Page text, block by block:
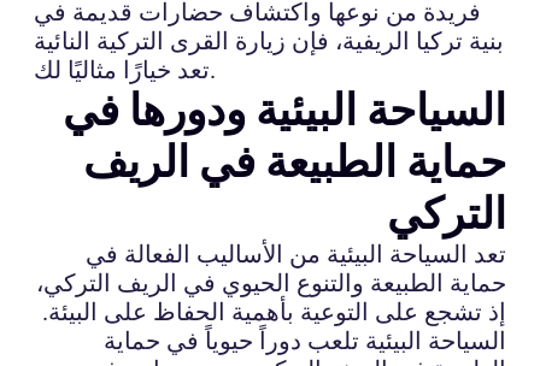
فريدة من نوعها واكتشاف حضارات قديمة في
بنية تركيا الريفية، فإن زيارة القرى التركية النائية
تعد خيارًا مثاليًا لك.
السياحة البيئية ودورها في
حماية الطبيعة في الريف
التركي
تعد السياحة البيئية من الأساليب الفعالة في
حماية الطبيعة والتنوع الحيوي في الريف التركي،
إذ تشجع على التوعية بأهمية الحفاظ على البيئة.
السياحة البيئية تلعب دوراً حيوياً في حماية